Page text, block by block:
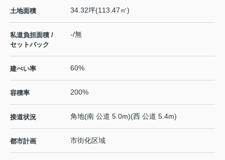
土地面積 34.32坪(113.47㎡)
私道負担面積 /
セットバック
-/無
建ぺい率 60%
容積率 200%
接道状況 角地(南 公道 5.0m)(西 公道 5.4m)
都市計画 市街化区域